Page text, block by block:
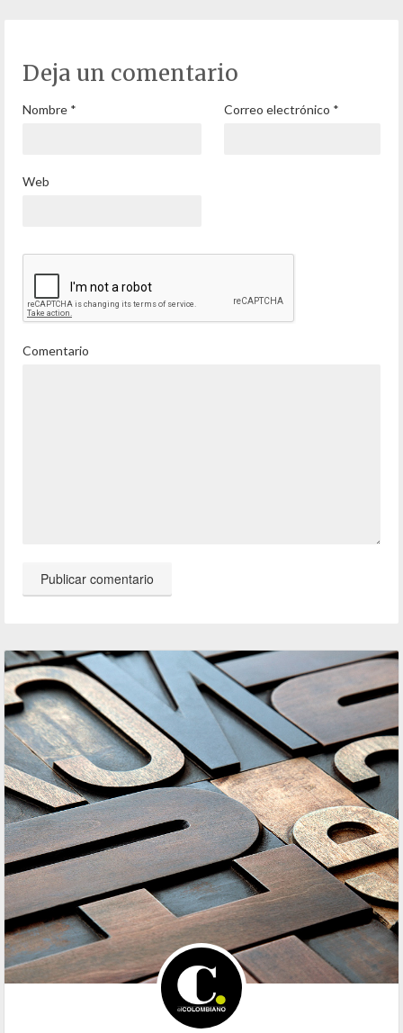
Deja un comentario
Nombre * Correo electrónico *
Web
Comentario